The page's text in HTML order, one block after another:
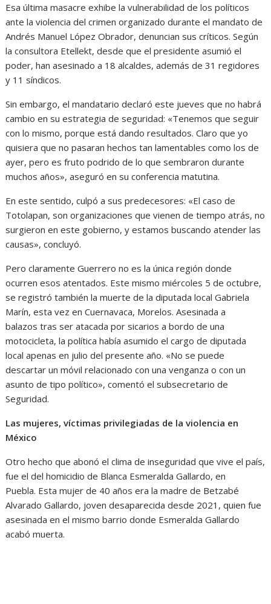
Esa última masacre exhibe la vulnerabilidad de los políticos
ante la violencia del crimen organizado durante el mandato de
Andrés Manuel López Obrador, denuncian sus críticos. Según
la consultora Etellekt, desde que el presidente asumió el
poder, han asesinado a 18 alcaldes, además de 31 regidores
y 11 síndicos.
Sin embargo, el mandatario declaró este jueves que no habrá
cambio en su estrategia de seguridad: «Tenemos que seguir
con lo mismo, porque está dando resultados. Claro que yo
quisiera que no pasaran hechos tan lamentables como los de
ayer, pero es fruto podrido de lo que sembraron durante
muchos años», aseguró en su conferencia matutina.
En este sentido, culpó a sus predecesores: «El caso de
Totolapan, son organizaciones que vienen de tiempo atrás, no
surgieron en este gobierno, y estamos buscando atender las
causas», concluyó.
Pero claramente Guerrero no es la única región donde
ocurren esos atentados. Este mismo miércoles 5 de octubre,
se registró también la muerte de la diputada local Gabriela
Marín, esta vez en Cuernavaca, Morelos. Asesinada a
balazos tras ser atacada por sicarios a bordo de una
motocicleta, la política había asumido el cargo de diputada
local apenas en julio del presente año. «No se puede
descartar un móvil relacionado con una venganza o con un
asunto de tipo político», comentó el subsecretario de
Seguridad.
Las mujeres, víctimas privilegiadas de la violencia en
México
Otro hecho que abonó el clima de inseguridad que vive el país,
fue el del homicidio de Blanca Esmeralda Gallardo, en
Puebla. Esta mujer de 40 años era la madre de Betzabé
Alvarado Gallardo, joven desaparecida desde 2021, quien fue
asesinada en el mismo barrio donde Esmeralda Gallardo
acabó muerta.